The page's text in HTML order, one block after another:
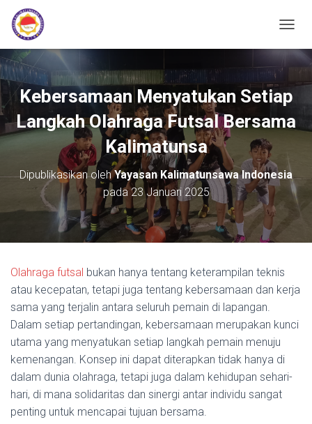
Kebersamaan Menyatukan Setiap
Langkah Olahraga Futsal Bersama
Kalimatunsa
Dipublikasikan olehYayasan Kalimatunsawa Indonesia
pada23 Januari 2025
Olahraga futsal bukan hanya tentang keterampilan teknis
atau kecepatan, tetapi juga tentang kebersamaan dan kerja
sama yang terjalin antara seluruh pemain di lapangan.
Dalam setiap pertandingan, kebersamaan merupakan kunci
utama yang menyatukan setiap langkah pemain menuju
kemenangan. Konsep ini dapat diterapkan tidak hanya di
dalam dunia olahraga, tetapi juga dalam kehidupan sehari-
hari, di mana solidaritas dan sinergi antar individu sangat
penting untuk mencapai tujuan bersama.